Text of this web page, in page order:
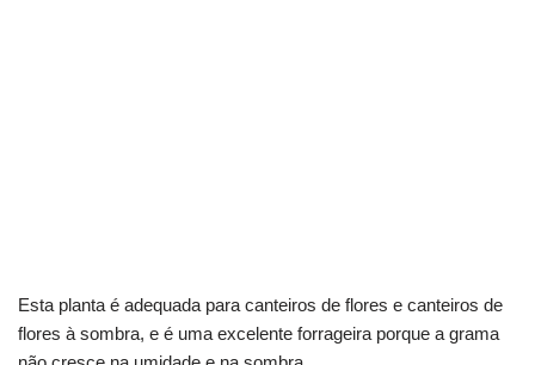
Esta planta é adequada para canteiros de flores e canteiros de
flores à sombra, e é uma excelente forrageira porque a grama